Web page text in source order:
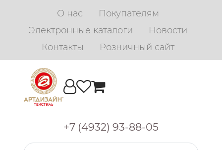
О нас
Покупателям
Электронные каталоги
Новости
Контакты
Розничный сайт
+7 (4932) 93-88-05